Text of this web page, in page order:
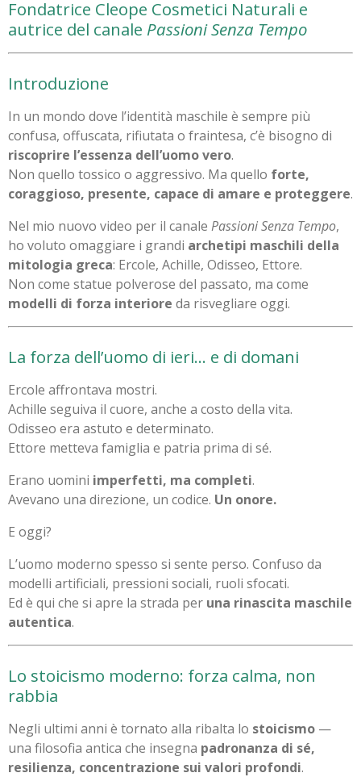
Fondatrice Cleope Cosmetici Naturali e
autrice del canale Passioni Senza Tempo
Introduzione
In un mondo dove l’identità maschile è sempre più
confusa, offuscata, rifiutata o fraintesa, c’è bisogno di
riscoprire l’essenza dell’uomo vero.
Non quello tossico o aggressivo. Ma quello forte,
coraggioso, presente, capace di amare e proteggere.
Nel mio nuovo video per il canale Passioni Senza Tempo,
ho voluto omaggiare i grandi archetipi maschili della
mitologia greca: Ercole, Achille, Odisseo, Ettore.
Non come statue polverose del passato, ma come
modelli di forza interiore da risvegliare oggi.
La forza dell’uomo di ieri... e di domani
Ercole affrontava mostri.
Achille seguiva il cuore, anche a costo della vita.
Odisseo era astuto e determinato.
Ettore metteva famiglia e patria prima di sé.
Erano uomini imperfetti, ma completi.
Avevano una direzione, un codice. Un onore.
E oggi?
L’uomo moderno spesso si sente perso. Confuso da
modelli artificiali, pressioni sociali, ruoli sfocati.
Ed è qui che si apre la strada per una rinascita maschile
autentica.
Lo stoicismo moderno: forza calma, non
rabbia
Negli ultimi anni è tornato alla ribalta lo stoicismo —
una filosofia antica che insegna padronanza di sé,
resilienza, concentrazione sui valori profondi.